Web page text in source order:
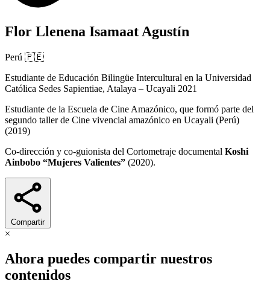
Flor Llenena Isamaat Agustín
Perú 🇵🇪
Estudiante de Educación Bilingüe Intercultural en la Universidad
Católica Sedes Sapientiae, Atalaya – Ucayali 2021
Estudiante de la Escuela de Cine Amazónico, que formó parte del
segundo taller de Cine vivencial amazónico en Ucayali (Perú)
(2019)
Co-dirección y co-guionista del Cortometraje documental Koshi
Ainbobo “Mujeres Valientes” (2020).
Compartir
×
Ahora puedes compartir nuestros
contenidos